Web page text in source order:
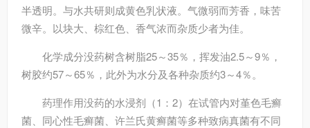
半透明。与水共研则成黄色乳状液。气微弱而芳香，味苦
微辛。以块大、棕红色、香气浓而杂质少者为佳。
化学成分没药树含树脂25～35％，挥发油2.5～9％，
树胶约57～65％，此外为水分及各种杂质约3～4％。
药理作用没药的水浸剂（1：2）在试管内对堇色毛癣
菌、同心性毛癣菌、许兰氏黄癣菌等多种致病真菌有不同